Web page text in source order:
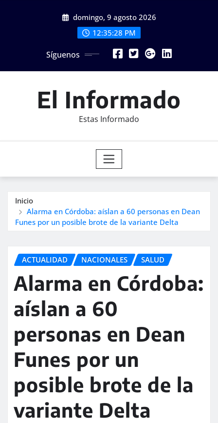
domingo, 9 agosto 2026
12:35:30 PM
Síguenos
El Informado
Estas Informado
Inicio
Alarma en Córdoba: aíslan a 60 personas en Dean
Funes por un posible brote de la variante Delta
ACTUALIDAD NACIONALES SALUD
Alarma en Córdoba:
aíslan a 60
personas en Dean
Funes por un
posible brote de la
variante Delta